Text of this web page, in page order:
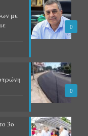
0
με
0
3ο